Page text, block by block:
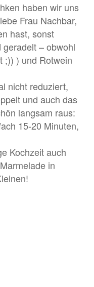
haben wir uns
Frau Nachbar,
hast, sonst
– obwohl
;)) ) und Rotwein
nicht reduziert,
und auch das
langsam raus:
15-20 Minuten,
Kochzeit auch
in